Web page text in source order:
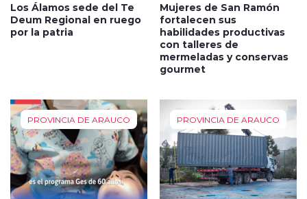
Los Álamos sede del Te
Deum Regional en ruego
por la patria
Mujeres de San Ramón
fortalecen sus
habilidades productivas
con talleres de
mermeladas y conservas
gourmet
PROVINCIA DE ARAUCO PROVINCIA DE ARAUCO